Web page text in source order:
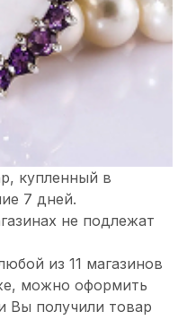
купленный в
7 дней.
не подлежат
из 11 магазинов
можно оформить
Вы получили товар